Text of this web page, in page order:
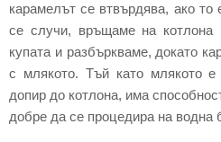
карамелът се втвърдява, ако то
се случи, връщаме на котлона
купата и разбъркваме, докато
с млякото. Тъй като млякото е
допир до котлона, има
добре да се процедира на водна